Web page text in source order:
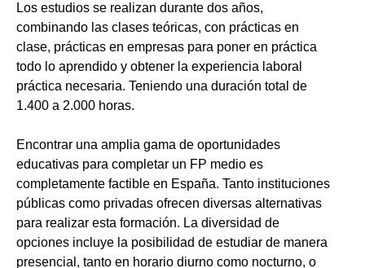
Los estudios se realizan durante dos años,
combinando las clases teóricas, con prácticas en
clase, prácticas en empresas para poner en práctica
todo lo aprendido y obtener la experiencia laboral
práctica necesaria. Teniendo una duración total de
1.400 a 2.000 horas.
Encontrar una amplia gama de oportunidades
educativas para completar un FP medio es
completamente factible en España. Tanto instituciones
públicas como privadas ofrecen diversas alternativas
para realizar esta formación. La diversidad de
opciones incluye la posibilidad de estudiar de manera
presencial, tanto en horario diurno como nocturno, o